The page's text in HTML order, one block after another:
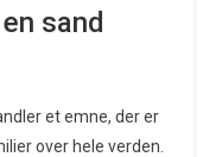
sand
et emne, der er
over hele verden.